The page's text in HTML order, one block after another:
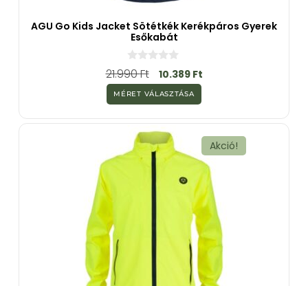
AGU Go Kids Jacket Sötétkék Kerékpáros Gyerek
Esőkabát
0
a
5
-
b
ő
21.990Ft 10.389 Ft
MÉRET VÁLASZTÁSA
Akció!